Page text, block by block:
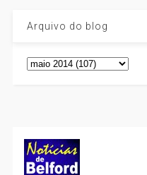
Arquivo do blog